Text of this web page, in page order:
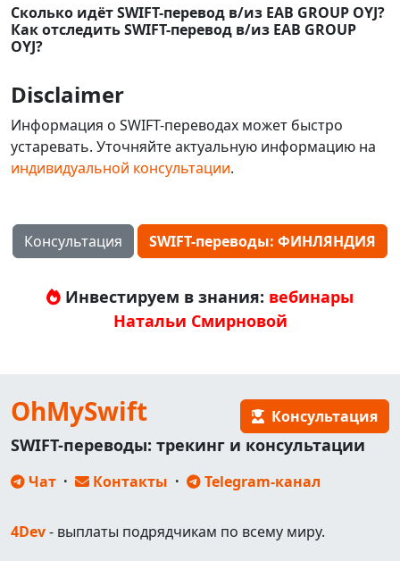
Сколько идёт SWIFT-перевод в/из EAB GROUP OYJ?
Как отследить SWIFT-перевод в/из EAB GROUP
OYJ?
Disclaimer
Информация о SWIFT-переводах может быстро
устаревать. Уточняйте актуальную информацию на
индивидуальной консультации.
Консультация SWIFT-переводы: ФИНЛЯНДИЯ
Инвестируем в знания: вебинары
Натальи Смирновой
OhMySwift Консультация
SWIFT-переводы: трекинг и консультации
Чат · Контакты · Telegram-канал
4Dev- выплаты подрядчикам по всему миру.